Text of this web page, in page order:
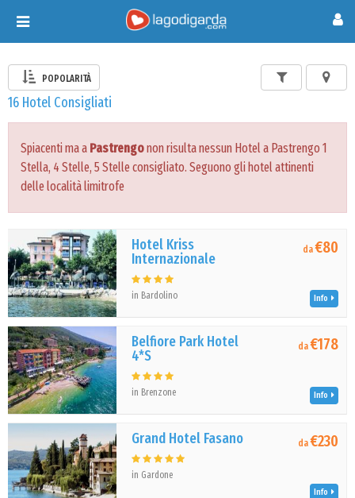
Toggle
navigation
POPOLARITÀ
16 Hotel Consigliati
Spiacenti ma a Pastrengonon risulta nessun Hotel a Pastrengo 1
Stella, 4 Stelle, 5 Stelle consigliato. Seguono gli hotel attinenti
delle località limitrofe
Hotel Kriss
Internazionale
in Bardolino
da€80
Info
Belfiore Park Hotel
4*S
in Brenzone
da€178
Info
Grand Hotel Fasano
in Gardone
da€230
Info